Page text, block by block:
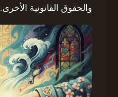
والحقوق القانونية الأخرى.